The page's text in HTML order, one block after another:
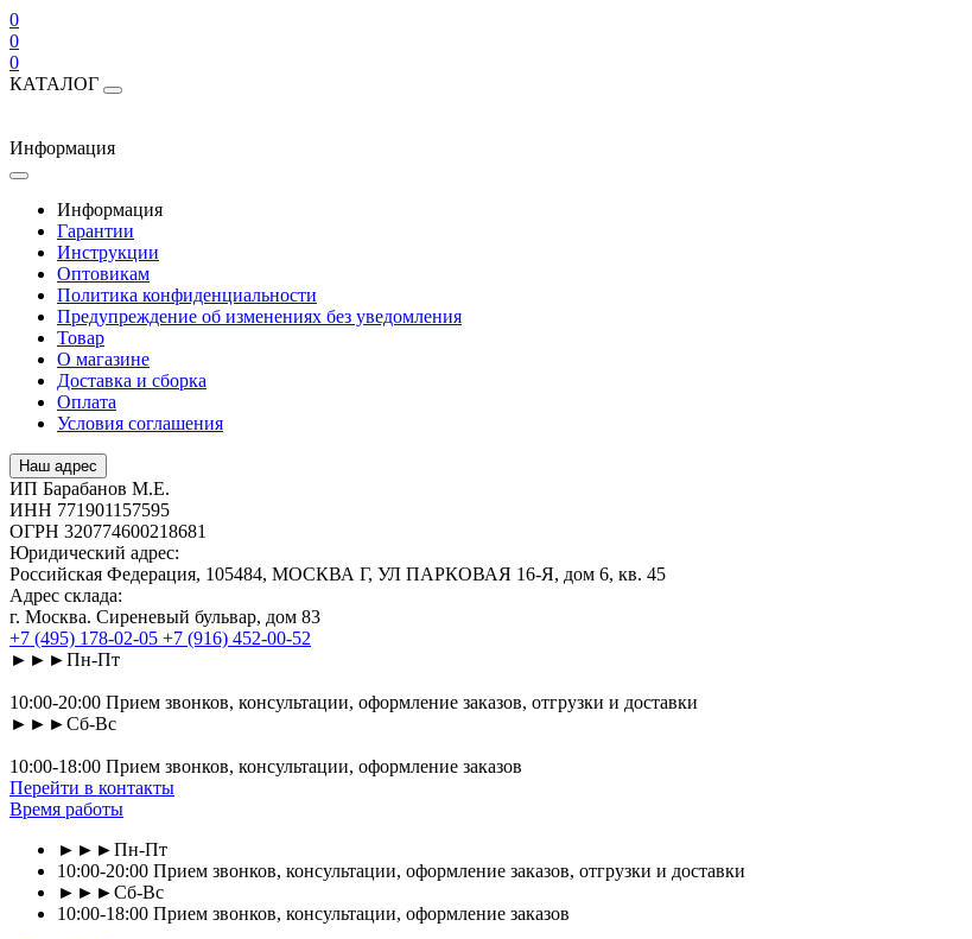
0
0
0
КАТАЛОГ
Информация
Информация
Гарантии
Инструкции
Оптовикам
Политика конфиденциальности
Предупреждение об изменениях без уведомления
Товар
О магазине
Доставка и сборка
Оплата
Условия соглашения
Наш адрес
ИП Барабанов М.Е.
ИНН 771901157595
ОГРН 320774600218681
Юридический адрес:
Российская Федерация, 105484, МОСКВА Г, УЛ ПАРКОВАЯ 16-Я, дом 6, кв. 45
Адрес склада:
г. Москва. Сиреневый бульвар, дом 83
+7 (495) 178-02-05 +7 (916) 452-00-52
►►►Пн-Пт
10:00-20:00 Прием звонков, консультации, оформление заказов, отгрузки и доставки
►►►Сб-Вс
10:00-18:00 Прием звонков, консультации, оформление заказов
Перейти в контакты
Время работы
►►►Пн-Пт
10:00-20:00 Прием звонков, консультации, оформление заказов, отгрузки и доставки
►►►Сб-Вс
10:00-18:00 Прием звонков, консультации, оформление заказов